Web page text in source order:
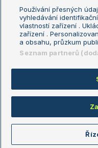
Podmínky užití
GDPR a žurnalistika
Kontakt
Copyright © 2008-2026
Používání přesných
vyhledávání
vlastností zařízení .
zařízení .
a obsahu, průzkum
Seznam partnerů